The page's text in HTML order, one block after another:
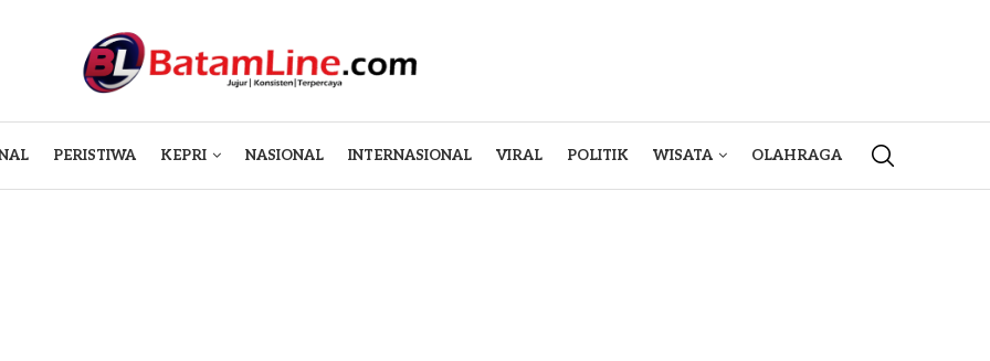
PERISTIWA KEPRI NASIONAL INTERNASIONAL VIRAL POLITIK WISATA OLAHRAGA